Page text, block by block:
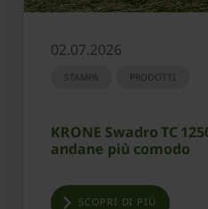
02.07.2026
STAMPA PRODOTTI
KRONE Swadro TC
andane più comodo
SCOPRI DI PIÙ